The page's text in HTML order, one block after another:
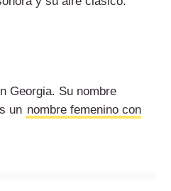
Georgia. Su nombre
un nombre femenino con